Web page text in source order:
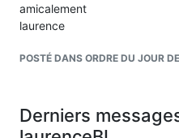
amicalement
laurence
POSTÉ DANS ORDRE DU JOUR
Derniers